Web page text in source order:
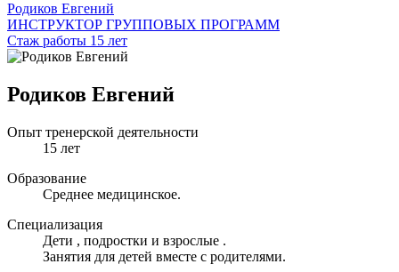
Родиков Евгений
ИНСТРУКТОР ГРУППОВЫХ ПРОГРАММ
Стаж работы 15 лет
Родиков Евгений
Опыт тренерской деятельности
15 лет
Образование
Среднее медицинское.
Специализация
Дети , подростки и взрослые .
Занятия для детей вместе с родителями.